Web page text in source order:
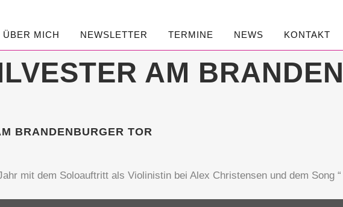
ÜBER MICH NEWSLETTER TERMINE NEWS KONTAKT
AM
BRANDENBURGER TOR
mit dem Soloauftritt als Violinistin bei Alex Christensen und dem Song “